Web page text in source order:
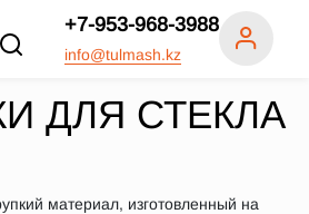
+7-953-968-3988
info@tulmash.kz
ДЛЯ СТЕКЛА
материал, изготовленный на